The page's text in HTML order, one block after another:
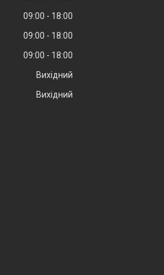
09:00
18:00
09:00
18:00
09:00
18:00
Вихідний
Вихідний